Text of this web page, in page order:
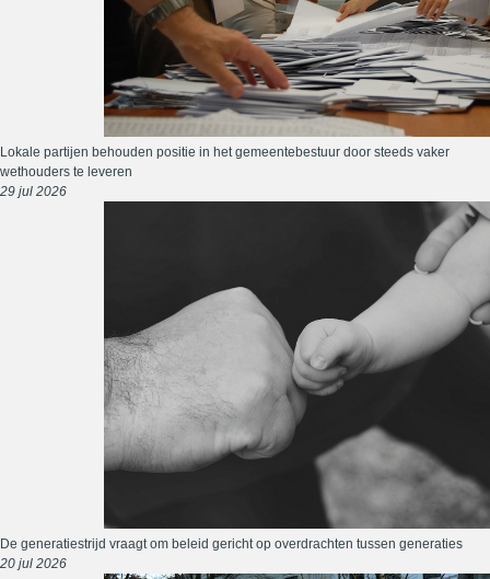
Lokale partijen behouden positie in het gemeentebestuur door steeds vaker
wethouders te leveren
29 jul 2026
De generatiestrijd vraagt om beleid gericht op overdrachten tussen generaties
20 jul 2026